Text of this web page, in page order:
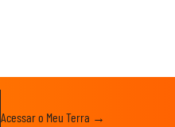
Acessar o Meu Terra →